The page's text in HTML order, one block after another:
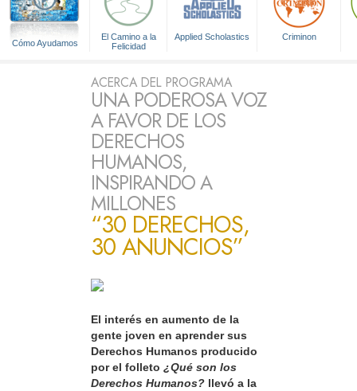
Cómo Ayudamos
El Camino a la
Felicidad
Applied Scholastics Criminon
ACERCA DEL PROGRAMA
UNA PODEROSA VOZ
A FAVOR DE LOS
DERECHOS
HUMANOS,
INSPIRANDO A
MILLONES
“30 DERECHOS,
30 ANUNCIOS”
El interés en aumento de la
gente joven en aprender sus
Derechos Humanos producido
por el folleto ¿Qué son los
Derechos Humanos? llevó a la